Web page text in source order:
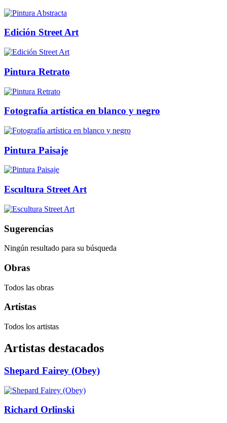
Edición Street Art
Pintura Retrato
Fotografía artística en blanco y negro
Pintura Paisaje
Escultura Street Art
Sugerencias
Ningún resultado para su búsqueda
Obras
Todos las obras
Artistas
Todos los artistas
Artistas destacados
Shepard Fairey (Obey)
Richard Orlinski